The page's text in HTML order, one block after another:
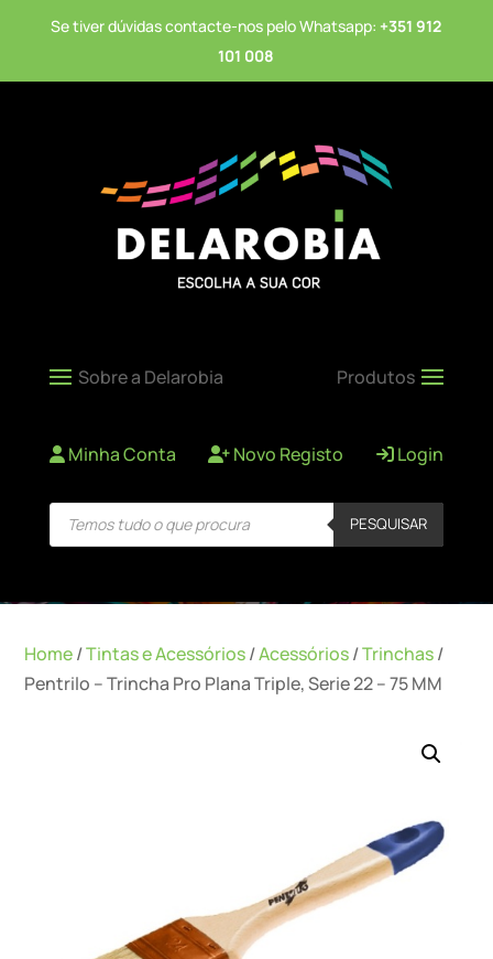
Se tiver dúvidas contacte-nos pelo Whatsapp: +351 912
101 008
Minha Conta Novo Registo Login
Products
search PESQUISAR
Home/Tintas e Acessórios/Acessórios/Trinchas/
Pentrilo – Trincha Pro Plana Triple, Serie 22 – 75 MM